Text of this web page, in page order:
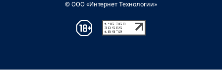
© ООО «Интернет Технологии»